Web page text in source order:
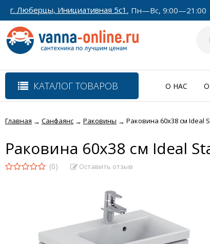
г. Люберцы, Инициативная 5с1 , Пн—Вс, 9:00—21:00
КАТАЛОГ ТОВАРОВ О НАС
Главная → Санфаянс → Раковины → Раковина 60х38 см Ideal
Раковина 60х38 см Ideal
(0) Оставить отзыв